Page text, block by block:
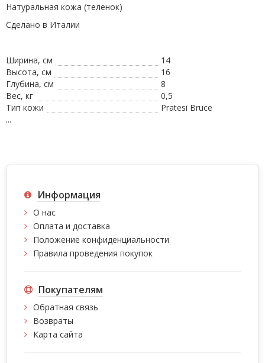
Натуральная кожа (теленок)
Сделано в Италии
Ширина, см
14
Высота, см
16
Глубина, см
8
Вес, кг
0,5
Тип кожи
Pratesi Bruce
...
Информация
О нас
Оплата и доставка
Положение конфиденциальности
Правила проведения покупок
Покупателям
Обратная связь
Возвраты
Карта сайта